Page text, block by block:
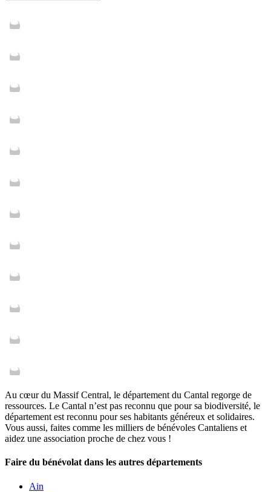
Au cœur du Massif Central, le département du Cantal regorge de
ressources. Le Cantal n’est pas reconnu que pour sa biodiversité, le
département est reconnu pour ses habitants généreux et solidaires.
Vous aussi, faites comme les milliers de bénévoles Cantaliens et
aidez une association proche de chez vous !
Faire du bénévolat dans les autres départements
Ain